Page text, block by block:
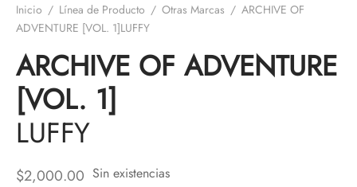
Inicio / Línea de Producto / Otras Marcas / ARCHIVE OF
ADVENTURE [VOL. 1]LUFFY
ARCHIVE OF ADVENTURE
[VOL. 1]
LUFFY
Sin existencias
$2,000.00